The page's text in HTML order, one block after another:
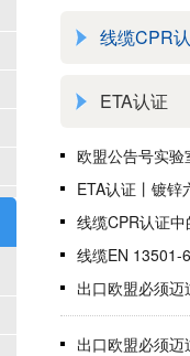
线缆CPR
ETA认证
欧盟公告号实
ETA认证丨镀
线缆CPR认证
线缆EN 13501-
出口欧盟必须
出口欧盟必须